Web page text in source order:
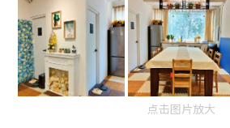
点击图片放大